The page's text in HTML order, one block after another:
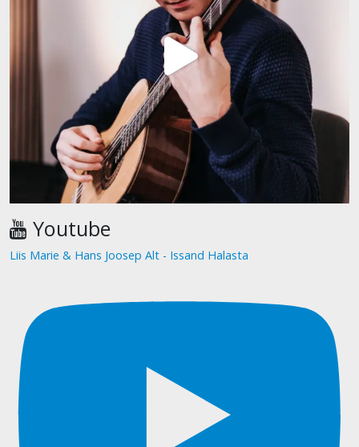
Youtube
Liis Marie & Hans Joosep Alt - Issand Halasta